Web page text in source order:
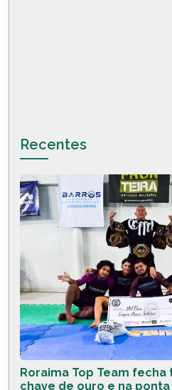
Recentes
Roraima Top Team
chave de ouro e na